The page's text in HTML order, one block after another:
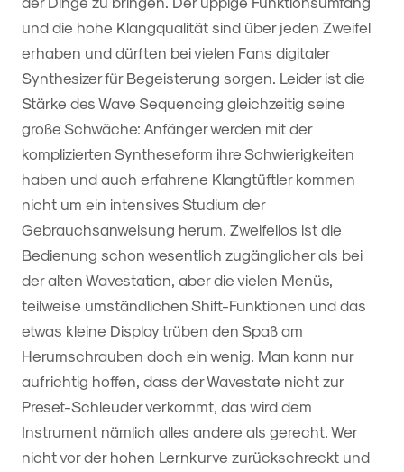
und die hohe Klangqualität sind über jeden Zweifel
erhaben und dürften bei vielen Fans digitaler
Synthesizer für Begeisterung sorgen. Leider ist die
Stärke des Wave Sequencing gleichzeitig seine
große Schwäche: Anfänger werden mit der
komplizierten Syntheseform ihre Schwierigkeiten
haben und auch erfahrene Klangtüftler kommen
nicht um ein intensives Studium der
Gebrauchsanweisung herum. Zweifellos ist die
Bedienung schon wesentlich zugänglicher als bei
der alten Wavestation, aber die vielen Menüs,
teilweise umständlichen Shift-Funktionen und das
etwas kleine Display trüben den Spaß am
Herumschrauben doch ein wenig. Man kann nur
aufrichtig hoffen, dass der Wavestate nicht zur
Preset-Schleuder verkommt, das wird dem
Instrument nämlich alles andere als gerecht. Wer
nicht vor der hohen Lernkurve zurückschreckt und